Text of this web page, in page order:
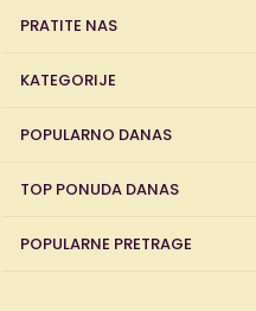
PRATITE NAS
KATEGORIJE
POPULARNO DANAS
TOP PONUDA DANAS
POPULARNE PRETRAGE